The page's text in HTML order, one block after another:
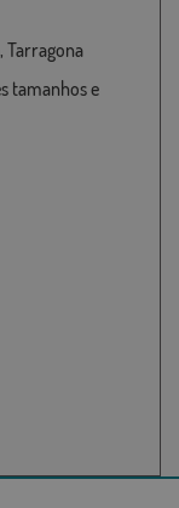
Tarragona
tamanhos e